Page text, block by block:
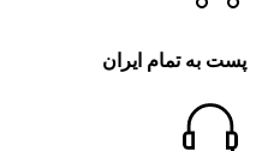
پست به تمام ایران